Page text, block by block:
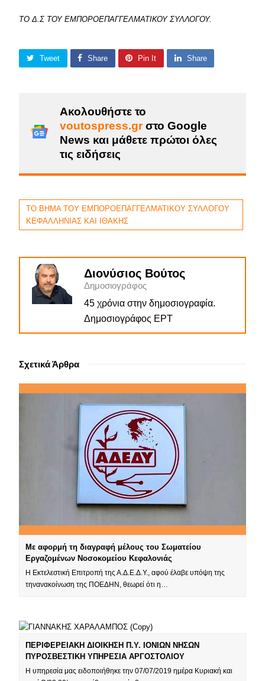
ΤΟ Δ.Σ ΤΟΥ ΕΜΠΟΡΟΕΠΑΓΓΕΛΜΑΤΙΚΟΥ ΣΥΛΛΟΓΟΥ.
Tweet Share Pin It Share
Ακολουθήστε το
voutospress.grστο Google
News και μάθετε πρώτοι όλες
τις ειδήσεις
ΤΟ ΒΗΜΑ ΤΟΥ ΕΜΠΟΡΟΕΠΑΓΓΕΛΜΑΤΙΚΟΥ ΣΥΛΛΟΓΟΥ
ΚΕΦΑΛΛΗΝΙΑΣ ΚΑΙ ΙΘΑΚΗΣ
Διονύσιος Βούτος
Δημοσιογράφος
45 χρόνια στην δημοσιογραφία.
Δημοσιογράφος ΕΡΤ
Σχετικά Άρθρα
Με αφορμή τη διαγραφή μέλους του Σωματείου
Εργαζομένων Νοσοκομείου Κεφαλονιάς
Η Εκτελεστική Επιτροπή της Α.Δ.Ε.Δ.Υ., αφού έλαβε υπόψη της
τηνανακοίνωση της ΠΟΕΔΗΝ, θεωρεί ότι η…
ΠΕΡΙΦΕΡΕΙΑΚΗ ΔΙΟΙΚΗΣΗ Π.Υ. ΙΟΝΙΩΝ ΝΗΣΩΝ
ΠΥΡΟΣΒΕΣΤΙΚΗ ΥΠΗΡΕΣΙΑ ΑΡΓΟΣΤΟΛΙΟΥ
Η υπηρεσία μας ειδοποιήθηκε την 07/07/2019 ημέρα Κυριακή και